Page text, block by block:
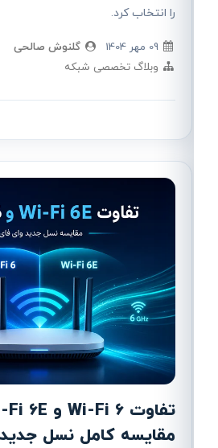
را انتخاب کرد.
09 مهر 1404
گلنوش صالحی
وبلاگ تخصصی شبکه
مقایسه کامل نسل